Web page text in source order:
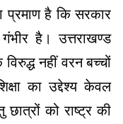
प्रमाण है कि सरकार
है। उत्तराखण्ड
नहीं वरन बच्चों
का उद्देश्य केवल
को राष्ट्र की